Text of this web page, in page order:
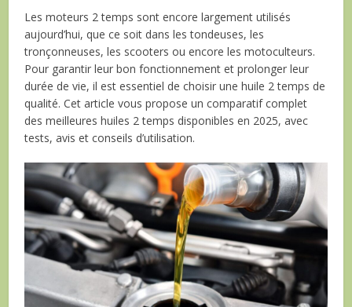
Les moteurs 2 temps sont encore largement utilisés
aujourd’hui, que ce soit dans les tondeuses, les
tronçonneuses, les scooters ou encore les motoculteurs.
Pour garantir leur bon fonctionnement et prolonger leur
durée de vie, il est essentiel de choisir une huile 2 temps de
qualité. Cet article vous propose un comparatif complet
des meilleures huiles 2 temps disponibles en 2025, avec
tests, avis et conseils d’utilisation.